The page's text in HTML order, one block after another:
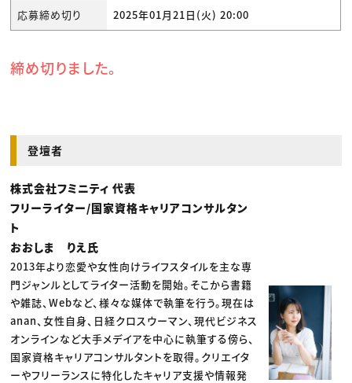
応募締め切り 2025年01月21日(火) 20:00
締め切りました。
登壇者
株式会社フミニティ 代表
フリーライター/国家資格キャリアコンサルタン
ト
おおしま りえ氏
2013年より恋愛や女性向けライフスタイルを主な専
門ジャンルとしてライター活動を開始。そこから書籍
や雑誌、Webなど、様々な媒体で執筆を行う。現在は
anan、女性自身、日経クロスウーマン、現代ビジネス
オンラインなど大手メデイアを中心に執筆する傍ら、
国家資格キャリアコンサルタントを取得。クリエイタ
ーやフリーランスに特化したキャリア支援や情報発